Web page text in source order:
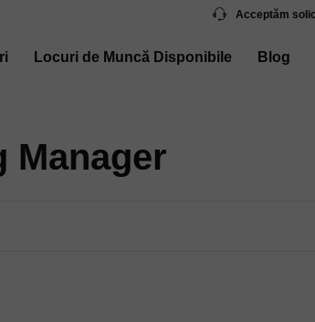
Acceptăm
Locuri de Muncă Disponibile Blog
Manager